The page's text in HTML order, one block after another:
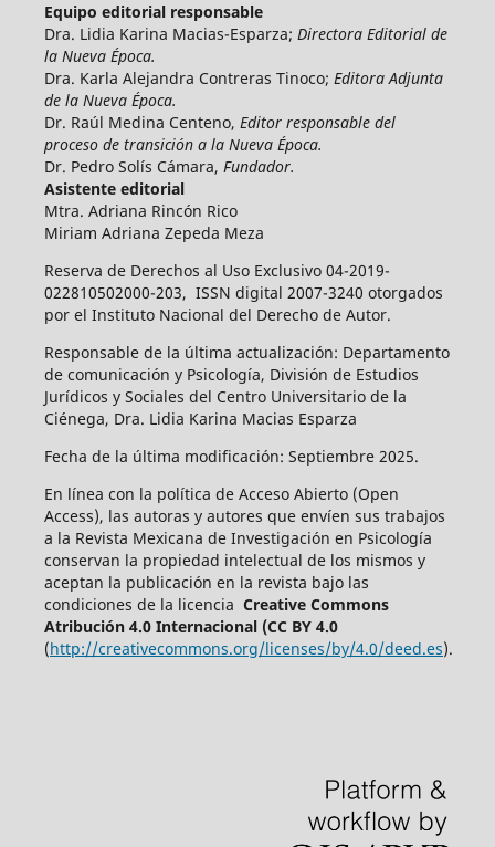
Equipo editorial responsable
Dra. Lidia Karina Macias-Esparza; Directora Editorial de
la Nueva Época.
Dra. Karla Alejandra Contreras Tinoco; Editora Adjunta
de la Nueva Época.
Dr. Raúl Medina Centeno, Editor responsable del
proceso de transición a la Nueva Época.
Dr. Pedro Solís Cámara, Fundador.
Asistente editorial
Mtra. Adriana Rincón Rico
Miriam Adriana Zepeda Meza
Reserva de Derechos al Uso Exclusivo 04-2019-
022810502000-203, ISSN digital 2007-3240 otorgados
por el Instituto Nacional del Derecho de Autor.
Responsable de la última actualización: Departamento
de comunicación y Psicología, División de Estudios
Jurídicos y Sociales del Centro Universitario de la
Ciénega, Dra. Lidia Karina Macias Esparza
Fecha de la última modificación: Septiembre 2025.
En línea con la política de Acceso Abierto (Open
Access), las autoras y autores que envíen sus trabajos
a la Revista Mexicana de Investigación en Psicología
conservan la propiedad intelectual de los mismos y
aceptan la publicación en la revista bajo las
condiciones de la licencia Creative Commons
Atribución 4.0 Internacional (CC BY 4.0
(http://creativecommons.org/licenses/by/4.0/deed.es).